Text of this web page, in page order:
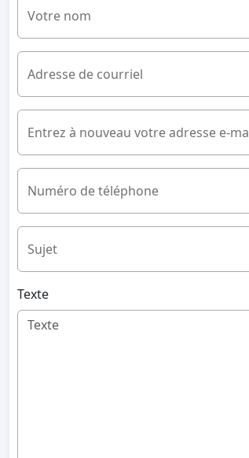
Votre nom
Adresse de courriel
Entrez à nouveau votre adresse e-
Numéro de téléphone
Sujet
Texte